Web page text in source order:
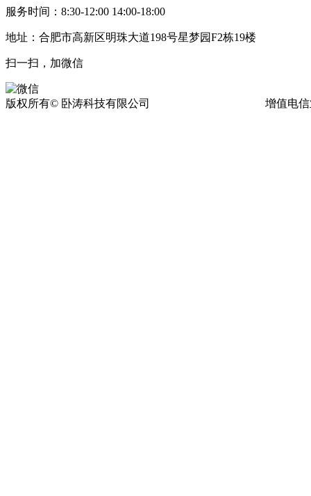
服务时间：8:30-12:00 14:00-18:00
地址：合肥市高新区明珠大道198号星梦园F2栋19楼
扫一扫，加微信
版权所有© 卧涛科技有限公司 增值电